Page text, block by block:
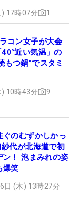
17時07分 1
コン女子が大会
近い気温」の
もつ鍋”でスタミ
10時43分 9
ぐのむずかしかっ
代が北海道で初
ン！ 泡まみれの姿
爆笑
日 (木) 13時27分